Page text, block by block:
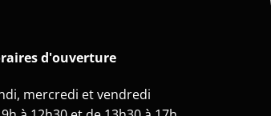
d'ouverture
mercredi et vendredi